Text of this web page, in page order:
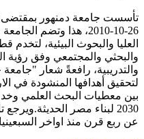
العليا والبحوث البيئية،
والبحثي والمجتمعي وفق رؤية
والتدريبية، رافعةً شعار
لتحقيق أهدافها المنشودة في
بين معطيات البحث العلمي
2030 لبناء مصر
عن ربع قرن منذ اواخر